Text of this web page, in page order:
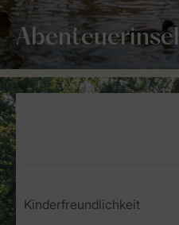
Abenteuerinsel
Kinderfreundlichkeit